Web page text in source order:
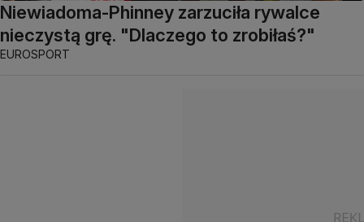
Niewiadoma-Phinney zarzuciła rywalce
nieczystą grę. "Dlaczego to zrobiłaś?"
EUROSPORT